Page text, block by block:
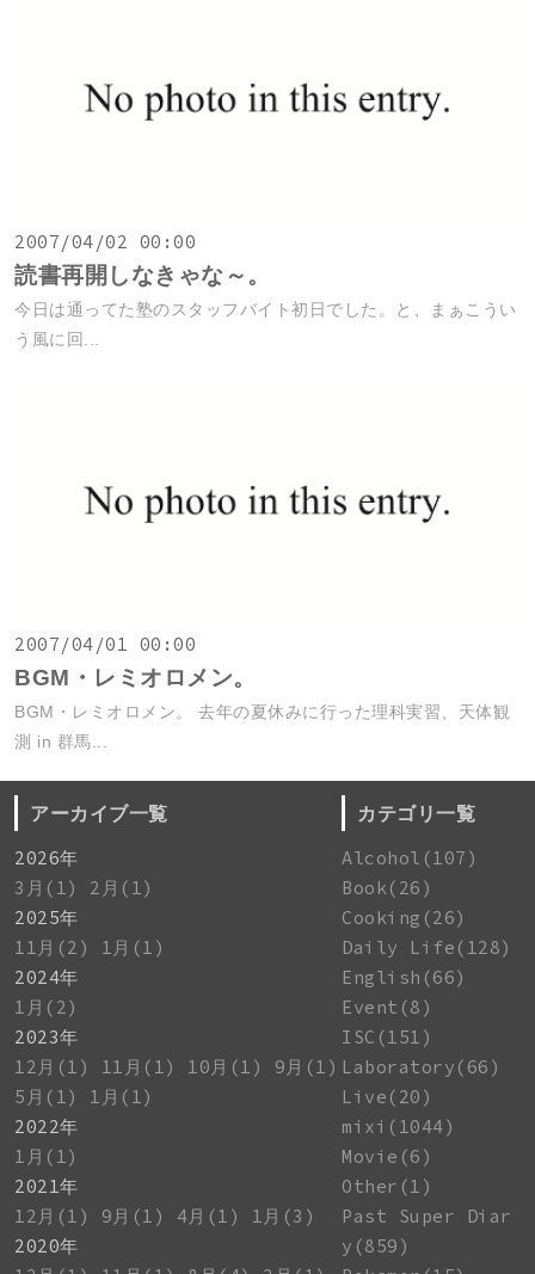
2007/04/02 00:00
読書再開しなきゃな～。
今日は通ってた塾のスタッフバイト初日でした。と、まぁこうい
う風に回...
2007/04/01 00:00
BGM・レミオロメン。
BGM・レミオロメン。 去年の夏休みに行った理科実習、天体観
測 in 群馬...
アーカイブ一覧
2026年
3月(1)
2月(1)
2025年
11月(2)
1月(1)
2024年
1月(2)
2023年
12月(1)
11月(1) 10月(1)
9月(1)
5月(1)
1月(1)
2022年
1月(1)
2021年
12月(1)
9月(1) 4月(1)
1月(3)
2020年
カテゴリ一覧
Alcohol(107)
Book(26)
Cooking(26)
Daily Life(128)
English(66)
Event(8)
ISC(151)
Laboratory(66)
Live(20)
mixi(1044)
Movie(6)
Other(1)
Past Super Diar
y(859)